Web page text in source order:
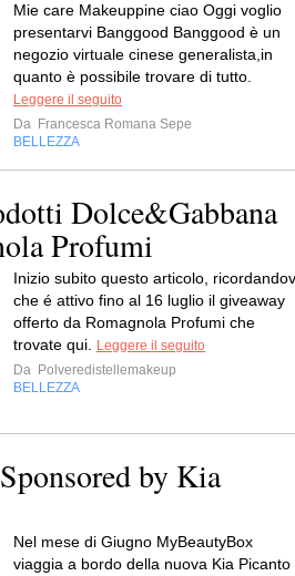
Mie care Makeuppine ciao Oggi voglio
presentarvi Banggood Banggood è un
negozio virtuale cinese generalista,in
quanto è possibile trovare di tutto.
Leggere il seguito
Da Francesca Romana Sepe
BELLEZZA
Dolce&Gabbana
Profumi
Inizio subito questo articolo,
che é attivo fino al 16 luglio il giveaway
offerto da Romagnola Profumi che
trovate qui. Leggere il seguito
Da Polveredistellemakeup
BELLEZZA
by Kia
Nel mese di Giugno MyBeautyBox
viaggia a bordo della nuova Kia Picanto